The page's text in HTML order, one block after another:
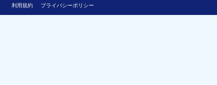
利用規約 プライバシーポリシー